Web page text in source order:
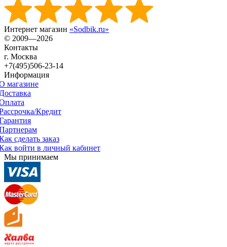
Интернет магазин «Sodbik.ru»
© 2009—2026
Контакты
г. Москва
+7(495)506-23-14
Информация
магазине
Кредит
сделать заказ
войти в личный кабинет
Мы принимаем